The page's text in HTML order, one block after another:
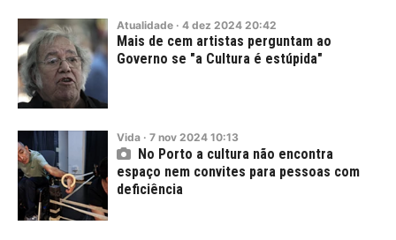
Atualidade · 4 dez 2024 20:42
Mais de cem artistas perguntam ao
Governo se "a Cultura é estúpida"
Vida · 7 nov 2024 10:13
No Porto a cultura não encontra
espaço nem convites para pessoas com
deficiência